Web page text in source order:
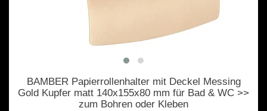
BAMBER Papierrollenhalter mit Deckel Messing
Gold Kupfer matt 140x155x80 mm für Bad & WC >>
zum Bohren oder Kleben